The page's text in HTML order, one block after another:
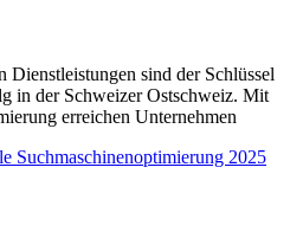
Dienstleistungen sind der Schlüssel
in der Schweizer Ostschweiz. Mit
erreichen Unternehmen
Suchmaschinenoptimierung 2025